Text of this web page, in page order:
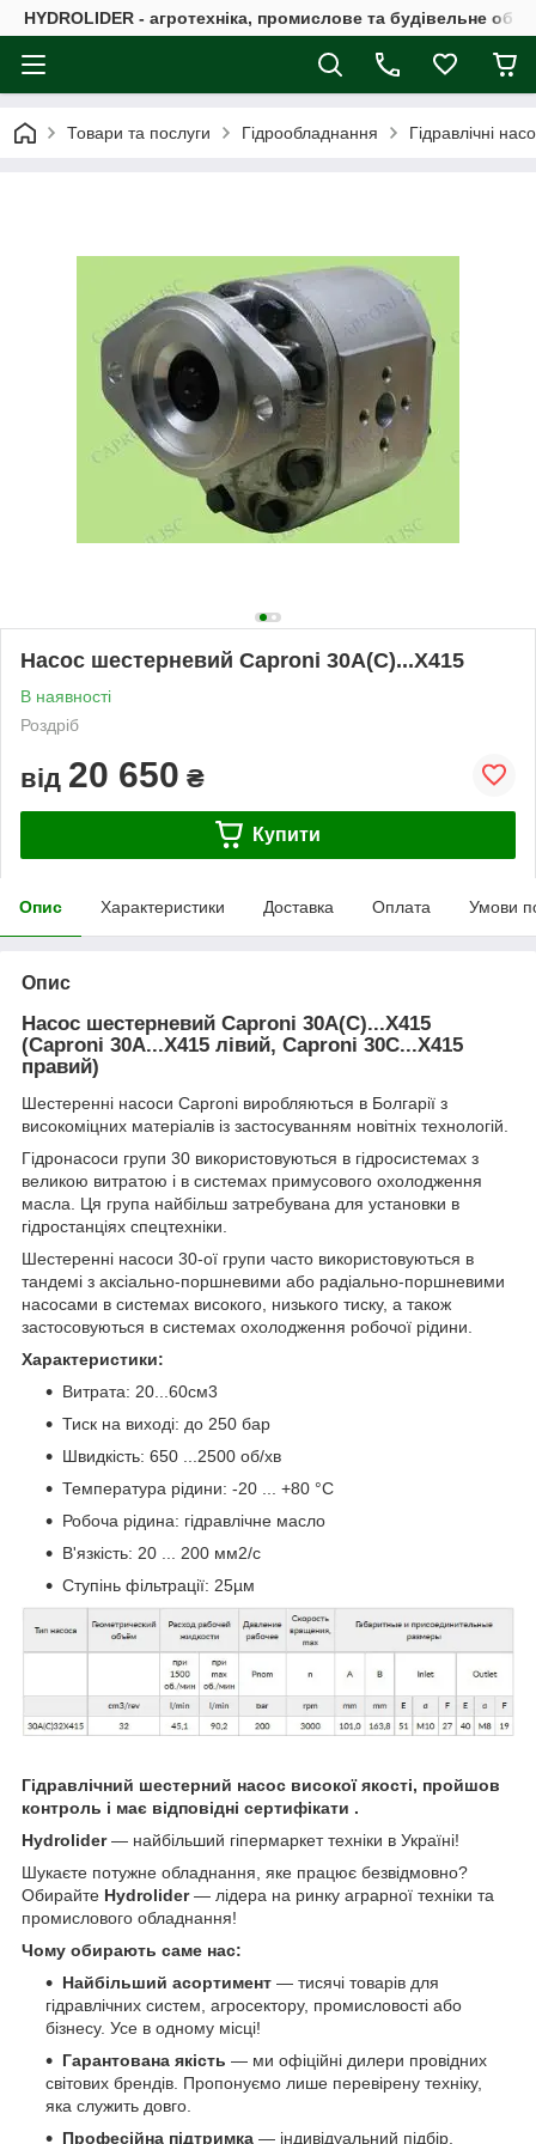
HYDROLIDER - агротехніка, промислове та будівельне
Товари та послуги Гідрообладнання Гідравлічні
Насос шестерневий Caproni 30A(C)...X415
В наявності
Роздріб
від 20 650 ₴
Купити
Опис Характеристики Доставка Оплата Умови
Опис
Насос шестерневий Caproni 30A(C)...X415
(Caproni 30A...X415 лівий, Caproni 30C...X415
правий)
Шестеренні насоси Caproni виробляються в Болгарії з
високоміцних матеріалів із застосуванням новітніх технологій.
Гідронасоси групи 30 використовуються в гідросистемах з
великою витратою і в системах примусового охолодження
масла. Ця група найбільш затребувана для установки в
гідростанціях спецтехніки.
Шестеренні насоси 30-ої групи часто використовуються в
тандемі з аксіально-поршневими або радіально-поршневими
насосами в системах високого, низького тиску, а також
застосовуються в системах охолодження робочої рідини.
Характеристики:
Витрата: 20...60см3
Тиск на виході: до 250 бар
Швидкість: 650 ...2500 об/хв
Температура рідини: -20 ... +80 °C
Робоча рідина: гідравлічне масло
В'язкість: 20 ... 200 мм2/с
Ступінь фільтрації: 25µм
Гідравлічний шестерний насос високої якості, пройшов
контроль і має відповідні сертифікати .
Hydrolider— найбільший гіпермаркет техніки в Україні!
Шукаєте потужне обладнання, яке працює безвідмовно?
Обирайте Hydrolider— лідера на ринку аграрної техніки та
промислового обладнання!
Чому обирають саме нас:
Найбільший асортимент — тисячі товарів для
гідравлічних систем, агросектору, промисловості або
бізнесу. Усе в одному місці!
Гарантована якість — ми офіційні дилери провідних
світових брендів. Пропонуємо лише перевірену техніку,
яка служить довго.
Професійна підтримка — індивідуальний підбір,